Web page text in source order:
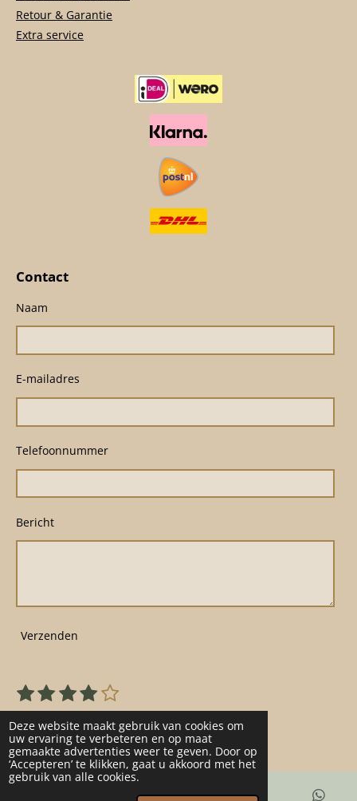
Deze website maakt gebruik van cookies om
uw ervaring te verbeteren en op maat
gemaakte advertenties weer te geven. Door op
‘Accepteren’ te klikken, gaat u akkoord met het
gebruik van alle cookies.
Retour & Garantie
Extra service
Contact
Naam
E-mailadres
Telefoonnummer
Bericht
Verzenden
R
a
t
i
n
1
s
t
e
r
2
s
t
e
r
r
3
s
t
e
r
r
4
s
t
e
r
r
5
s
t
e
r
r
S
e
m
m
e
n
22 stemmen